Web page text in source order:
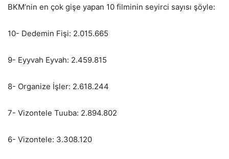
BKM’nin en çok gişe yapan 10 filminin seyirci sayısı şöyle:
10- Dedemin Fişi: 2.015.665
9- Eyyvah Eyvah: 2.459.815
8- Organize İşler: 2.618.244
7- Vizontele Tuuba: 2.894.802
6- Vizontele: 3.308.120